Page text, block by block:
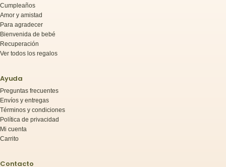
Cumpleaños
Amor y amistad
Para agradecer
Bienvenida de bebé
Recuperación
Ver todos los regalos
Ayuda
Preguntas frecuentes
Envíos y entregas
Términos y condiciones
Política de privacidad
Mi cuenta
Carrito
Contacto